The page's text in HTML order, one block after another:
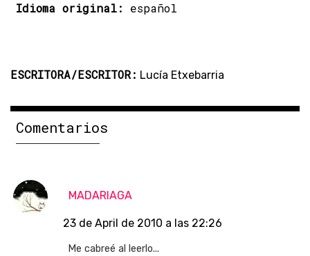
Idioma original: español
ESCRITORA/ESCRITOR: Lucía Etxebarria
Comentarios
MADARIAGA
23 de April de 2010 a las 22:26
Me cabreé al leerlo...